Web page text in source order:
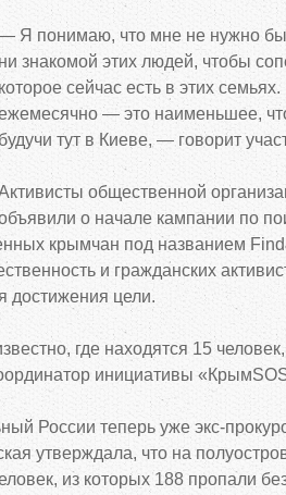
Я понимаю, что мне не нужно
ни знакомой этих людей, чтобы
которое сейчас есть в этих
— это наименьшее,
будучи тут в Киеве, — говорит
общественной
о начале кампании по
крымчан под названием Find
и гражданских
достижения цели.
где находятся 15
инициативы «
России теперь уже экс-
утверждала, что на
из которых 188 пропали